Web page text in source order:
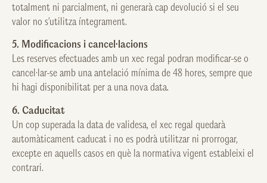
totalment ni parcialment, ni generarà cap devolució si el seu
valor no s’utilitza íntegrament.
5. Modificacions i cancel·lacions
Les reserves efectuades amb un xec regal podran modificar-se o
cancel·lar-se amb una antelació mínima de 48 hores, sempre que
hi hagi disponibilitat per a una nova data.
6. Caducitat
Un cop superada la data de validesa, el xec regal quedarà
automàticament caducat i no es podrà utilitzar ni prorrogar,
excepte en aquells casos en què la normativa vigent estableixi el
contrari.